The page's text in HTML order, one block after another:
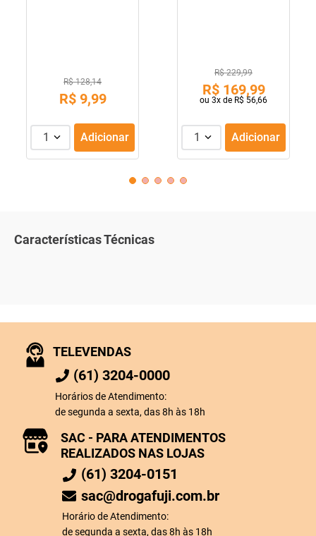
R$ 128,14
R$ 9,99
1 Adicionar
R$ 229,99
R$ 169,99
ou 3x de R$ 56,66
1 Adicionar
Características Técnicas
TELEVENDAS
(61) 3204-0000
Horários de Atendimento:
de segunda a sexta, das 8h às 18h
SAC - PARA ATENDIMENTOS
REALIZADOS NAS LOJAS
(61) 3204-0151
sac@drogafuji.com.br
Horário de Atendimento:
de segunda a sexta, das 8h às 18h